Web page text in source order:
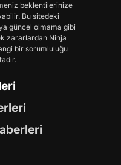
beklentilerinize
Bu sitedeki
güncel olmama gibi
zararlardan Ninja
bir sorumluluğu